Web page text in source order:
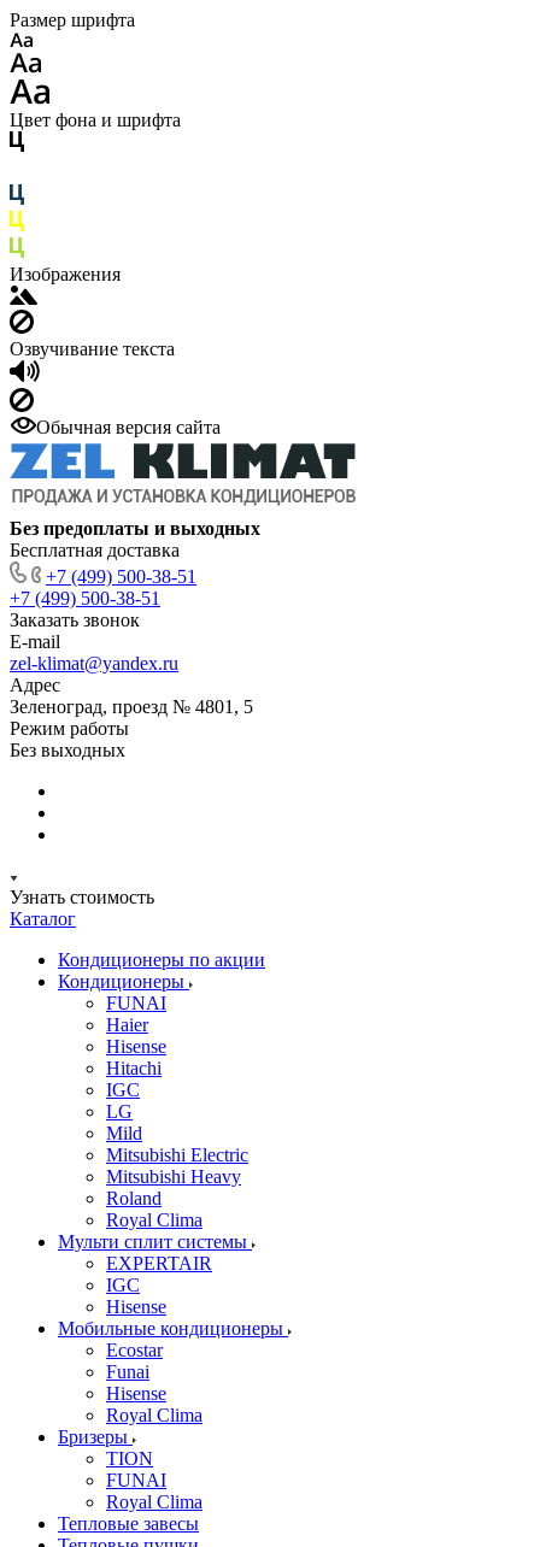
Размер шрифта
Цвет фона и шрифта
Изображения
Озвучивание текста
Обычная версия сайта
Без предоплаты и выходных
Бесплатная доставка
+7 (499) 500-38-51
+7 (499) 500-38-51
Заказать звонок
E-mail
zel-klimat@yandex.ru
Адрес
Зеленоград, проезд № 4801, 5
Режим работы
Без выходных
Узнать стоимость
Каталог
Кондиционеры по акции
Кондиционеры
FUNAI
Haier
Hisense
Hitachi
IGC
LG
Mild
Mitsubishi Electric
Mitsubishi Heavy
Roland
Royal Clima
Мульти сплит системы
EXPERTAIR
IGC
Hisense
Мобильные кондиционеры
Ecostar
Funai
Hisense
Royal Clima
Бризеры
TION
FUNAI
Royal Clima
Тепловые завесы